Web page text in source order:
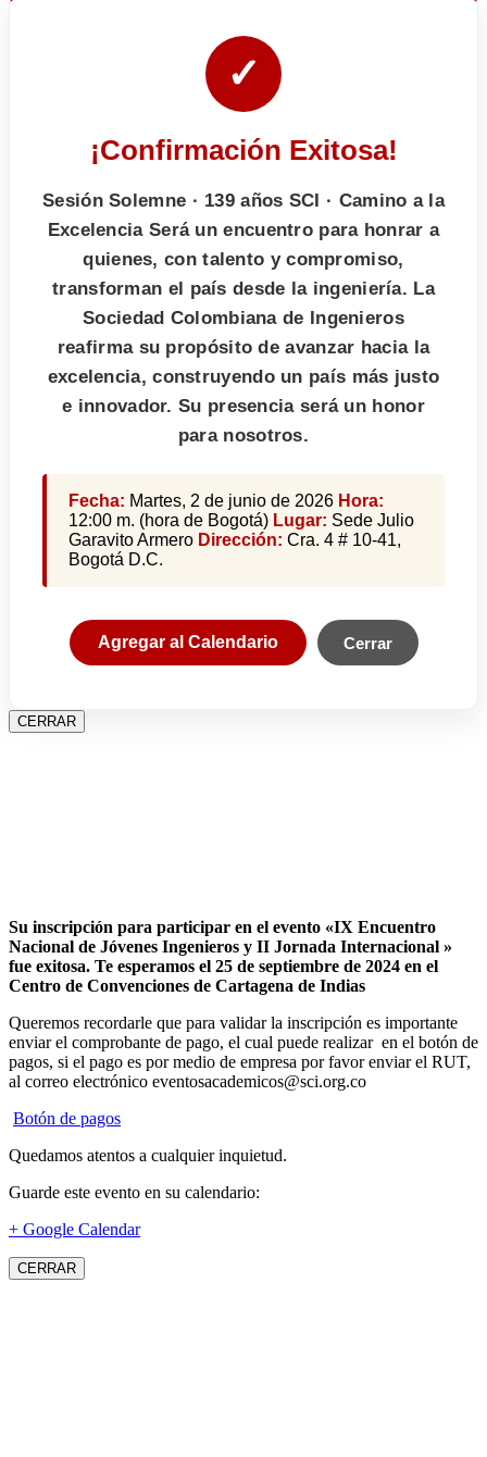
✓
¡Confirmación Exitosa!
Sesión Solemne · 139 años SCI · Camino a la
Excelencia Será un encuentro para honrar a
quienes, con talento y compromiso,
transforman el país desde la ingeniería. La
Sociedad Colombiana de Ingenieros
reafirma su propósito de avanzar hacia la
excelencia, construyendo un país más justo
e innovador. Su presencia será un honor
para nosotros.
Fecha: Martes, 2 de junio de 2026 Hora:
12:00 m. (hora de Bogotá) Lugar: Sede Julio
Garavito Armero Dirección: Cra. 4 # 10-41,
Bogotá D.C.
Agregar al Calendario Cerrar
CERRAR
Su inscripción para participar en el evento «IX Encuentro
Nacional de Jóvenes Ingenieros y II Jornada Internacional »
fue exitosa. Te esperamos el 25 de septiembre de 2024 en el
Centro de Convenciones de Cartagena de Indias
Queremos recordarle que para validar la inscripción es importante
enviar el comprobante de pago, el cual puede realizar en el botón de
pagos, si el pago es por medio de empresa por favor enviar el RUT,
al correo electrónico eventosacademicos@sci.org.co
Botón de pagos
Quedamos atentos a cualquier inquietud.
Guarde este evento en su calendario:
+ Google Calendar
CERRAR